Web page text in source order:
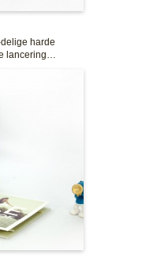
harde
lancering…